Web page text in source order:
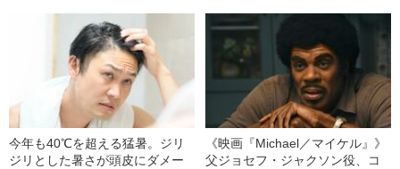
ト”が生み出した徹底ケアとは
今年も40℃を超える猛暑。ジリ
ジリとした暑さが頭皮にダメー
《映画『Michael／マイケル』》
父ジョセフ・ジャクソン役、コ